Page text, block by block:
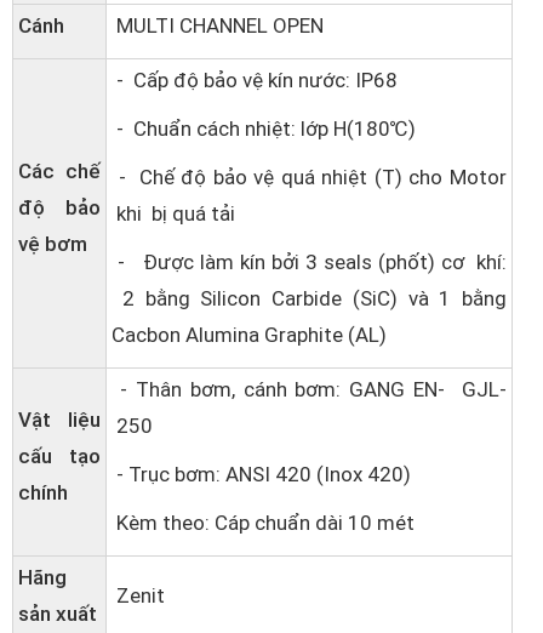
Cánh MULTI CHANNEL OPEN
Các chế
độ bảo
vệ bơm
- Cấp độ bảo vệ kín nước: IP68
- Chuẩn cách nhiệt: lớp H(180℃)
- Chế độ bảo vệ quá nhiệt (T) cho Motor
khi bị quá tải
- Được làm kín bởi 3 seals (phốt) cơ khí:
2 bằng Silicon Carbide (SiC) và 1 bằng
Cacbon Alumina Graphite (AL)
Vật liệu
cấu tạo
chính
- Thân bơm, cánh bơm: GANG EN- GJL-
250
- Trục bơm: ANSI 420 (Inox 420)
Kèm theo: Cáp chuẩn dài 10 mét
Hãng
sản xuất
Zenit